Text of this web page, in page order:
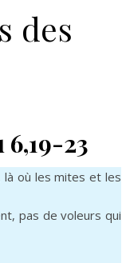
des
6,19-23
là où les mites et les
pas de voleurs qui